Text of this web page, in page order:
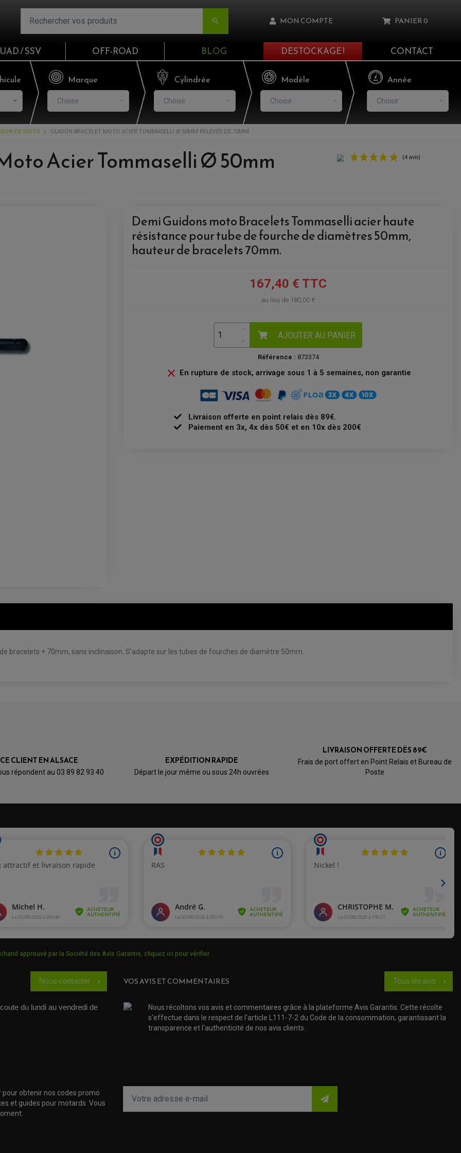
 MON COMPTE
Email
Mot de passe
CONNEXION
PANIER0
Il n'y a aucun produit dans votre panier
/ SSV OFF-ROAD BLOG DESTOCKAGE ! CONTACT
Marque
Choisir
Cylindrée
Choisir
Modèle
Choisir
Année
Choisir
DE MOTO GUIDON BRACELET MOTO ACIER TOMMASELLI Ø 50MM RELEVÉS DE 70MM
Acier Tommaselli Ø 50mm
Demi Guidons moto Bracelets Tommaselli acier haute
résistance pour tube de fourche de diamètres 50mm,
hauteur de bracelets 70mm.
167,40 € TTC
au lieu de 180,00 €
AJOUTER AU PANIER
Référence : 873374
 En rupture de stock, arrivage sous 1 à 5 semaines, non garantie
Livraison offerte en point relais dès 89€.
Paiement en 3x, 4x dès 50€ et en 10x dès 200€
bracelets + 70mm, sans inclinaison. S'adapte sur les tubes de fourches de diamètre 50mm.
4★ 5★
Basé sur 4 avis
CLIENT EN ALSACE
répondent au 03 89 82 93 40
EXPÉDITION RAPIDE
Départ le jour même ou sous 24h ouvrées
LIVRAISON OFFERTE DÈS 89€
Frais de port offert en Point Relais et Bureau de
Poste
approuvé par la Société des Avis Garantis, cliquez ici pour vérifier.
Nous contacter chevron_right
du lundi au vendredi de
VOS AVIS ET COMMENTAIRES Tous les avis chevron_right
Nous récoltons vos avis et commentaires grâce à la plateforme Avis Garantis. Cette récolte
s'effectue dans le respect de l'article L111-7-2 du Code de la consommation, garantissant la
transparence et l'authenticité de nos avis clients.
obtenir nos codes promo
et guides pour motards. Vous